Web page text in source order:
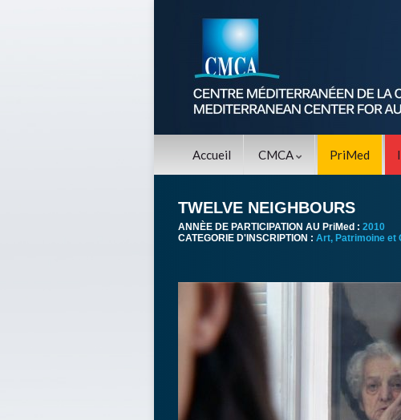
Accueil CMCA PriMed
TWELVE NEIGHBOURS
ANNÈE DE PARTICIPATION AU PriMed : 2010
CATEGORIE D'INSCRIPTION : Art, Patrimoine et